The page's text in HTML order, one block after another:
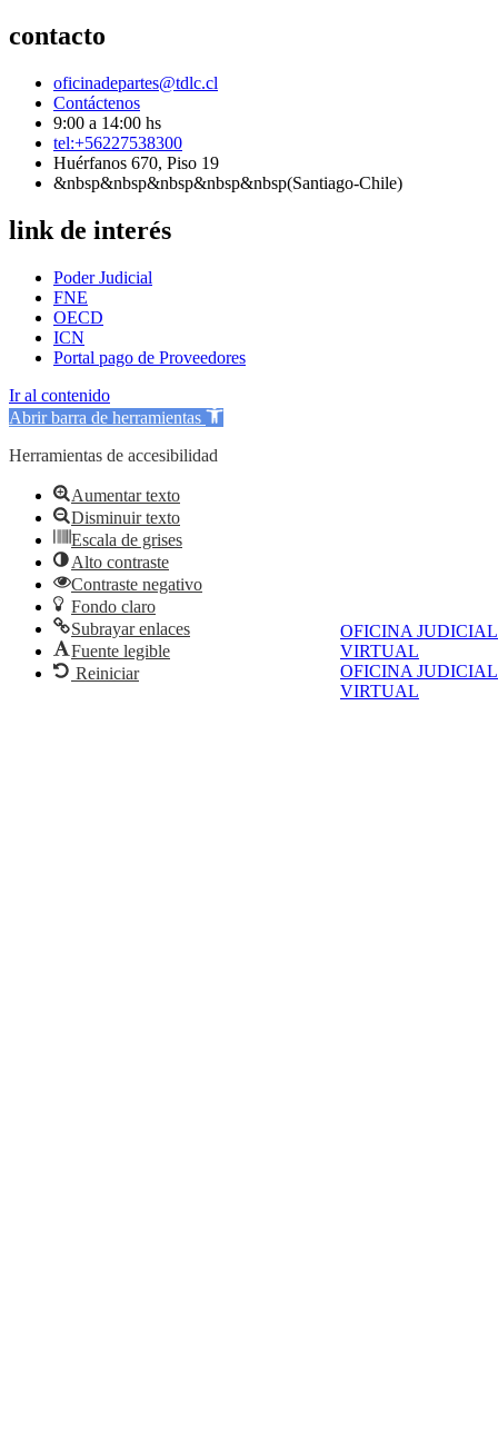
OFICINA JUDICIAL
VIRTUAL
OFICINA JUDICIAL
VIRTUAL
contacto
oficinadepartes@tdlc.cl
Contáctenos
9:00 a 14:00 hs
tel:+56227538300
Huérfanos 670, Piso 19
&nbsp&nbsp&nbsp&nbsp&nbsp(Santiago-Chile)
link de interés
Poder Judicial
FNE
OECD
ICN
Portal pago de Proveedores
Ir al contenido
Abrir barra de herramientas
Herramientas de accesibilidad
Aumentar texto
Disminuir texto
Escala de grises
Alto contraste
Contraste negativo
Fondo claro
Subrayar enlaces
Fuente legible
Reiniciar